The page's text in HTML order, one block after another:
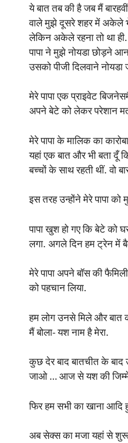
ये बात तब की है जब मैं
वाले मुझे दूसरे शहर में अकेले
लेकिन अकेले रहना तो था ही.
पापा ने मुझे नोयडा छोड़ने
उसको पीजी दिलवाने नोयडा
मेरे पापा एक प्राइवेट
अपने बेटे को लेकर परेशान मत
मेरे पापा के मालिक का
यहां एक बात और भी बता दूँ
बच्चों के साथ रहती थीं. वो
इस तरह उन्होंने मेरे पापा
पापा खुश हो गए कि बेटे को
लगा. अगले दिन हम ट्रेन में
मेरे पापा अपने बॉस की
को पहचान लिया.
हम लोग उनसे मिले और बात
मैं बोला- यश नाम है मेरा.
कुछ देर बाद बातचीत के बाद
जाओ … आज से यश की
फिर हम सभी का खाना
अब सेक्स का मजा यहां से शुरू